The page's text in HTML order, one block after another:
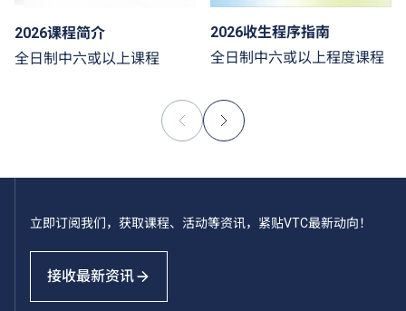
2026课程简介
全日制中六或以上课程
2026收生程序指南
全日制中六或以上程度课程
立即订阅我们，获取课程、活动等资讯，紧贴VTC最新动向！
接收最新资讯